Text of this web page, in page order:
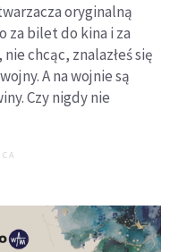
oryginalną
za bilet do kina i za
chcąc, znalazłeś się
A na wojnie są
Czy nigdy nie